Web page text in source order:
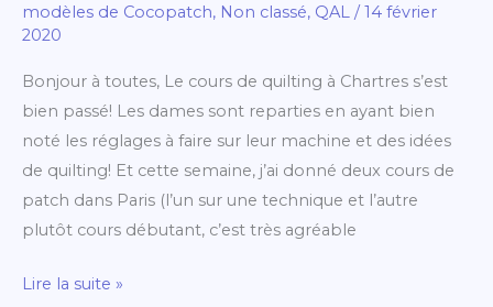
modèles de Cocopatch, Non classé, QAL /14 février
2020
Bonjour à toutes, Le cours de quilting à Chartres s’est
bien passé! Les dames sont reparties en ayant bien
noté les réglages à faire sur leur machine et des idées
de quilting! Et cette semaine, j’ai donné deux cours de
patch dans Paris (l’un sur une technique et l’autre
plutôt cours débutant, c’est très agréable
de
tri
Lire la suite »